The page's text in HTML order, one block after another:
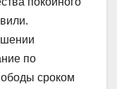
по
сроком